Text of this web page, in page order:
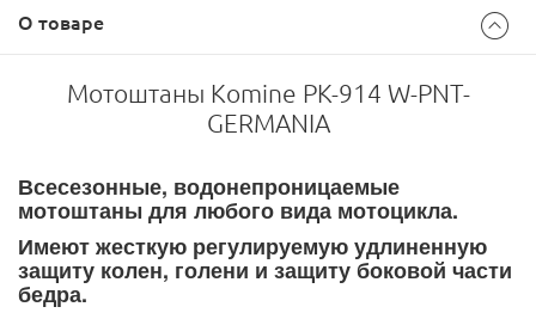
О товаре
Мотоштаны Komine PK-914 W-PNT-
GERMANIA
Всесезонные, водонепроницаемые
мотоштаны для любого вида мотоцикла.
Имеют жесткую регулируемую удлиненную
защиту колен, голени и защиту боковой части
бедра.